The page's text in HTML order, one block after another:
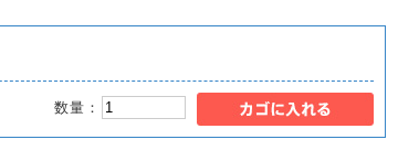
数量：